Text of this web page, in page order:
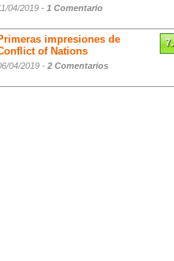
04/2019 - 1 Comentario
impresiones de
of Nations
04/2019 - 2 Comentarios